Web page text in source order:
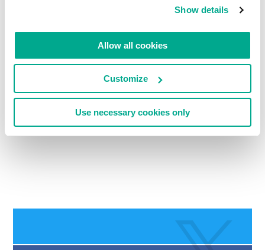
Show details
Allow all cookies
Customize
Use necessary cookies only
LEIA COMENTÁRIOS 0